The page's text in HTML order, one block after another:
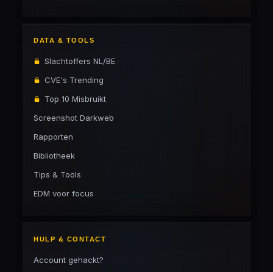
DATA & TOOLS
Slachtoffers NL/BE
CVE's Trending
Top 10 Misbruikt
Screenshot Darkweb
Rapporten
Bibliotheek
Tips & Tools
EDM voor focus
HULP & CONTACT
Account gehackt?